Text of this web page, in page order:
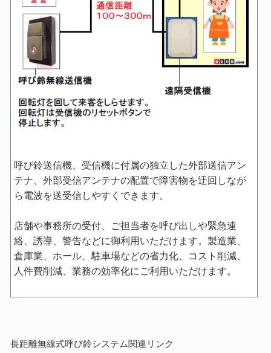
呼び鈴送信機、受信機に付属の独立した外部送信アン
テナ、外部受信アンテナの配置で障害物を迂回しなが
ら電波を送受信しやすくできます。
店舗や事務所の受付、ご担当者を呼び出しや緊急連
絡、誘導、警告などに御利用いただけます。製造業、
倉庫業、ホール、駐車場などの省力化、コスト削減、
人件費削減、業務の効率化にご利用いただけます。
長距離無線式呼び鈴システム関連リンク